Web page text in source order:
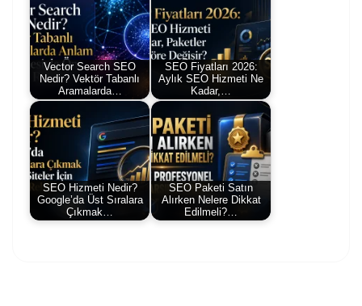
Vector Search SEO
Nedir? Vektör Tabanlı
Aramalarda…
SEO Fiyatları 2026:
Aylık SEO Hizmeti Ne
Kadar,…
SEO Hizmeti Nedir?
Google’da Üst Sıralara
Çıkmak…
SEO Paketi Satın
Alırken Nelere Dikkat
Edilmeli?…